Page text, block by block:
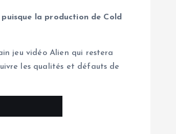
la production de Cold
jeu vidéo Alien qui restera
les qualités et défauts de